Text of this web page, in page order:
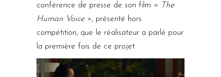
conférence de presse de son film «
The
Human Voice», présenté hors
compétition, que le réalisateur a parlé pour
la première fois de ce projet.